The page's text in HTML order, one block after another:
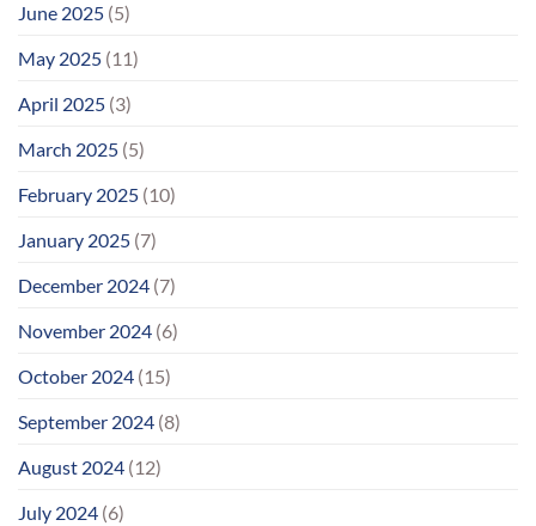
June 2025 (5)
May 2025 (11)
April 2025 (3)
March 2025 (5)
February 2025 (10)
January 2025 (7)
December 2024 (7)
November 2024 (6)
October 2024 (15)
September 2024 (8)
August 2024 (12)
July 2024 (6)